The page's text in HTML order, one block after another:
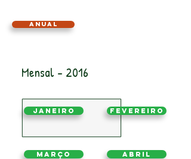
Anual
Janeiro Fevereiro
Março Abril
Mensal - 2016